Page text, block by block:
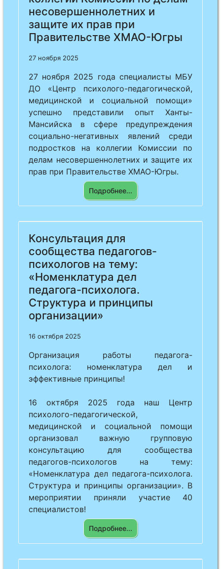
несовершеннолетних и
защите их прав при
Правительстве ХМАО-Югры
27 ноября 2025
27 ноября 2025 года специалисты МБУ
ДО «Центр психолого-педагогической,
медицинской и социальной помощи»
успешно представили опыт Ханты-
Мансийска в сфере предупреждения
социально-негативных явлений среди
подростков на коллегии Комиссии по
делам несовершеннолетних и защите их
прав при Правительстве ХМАО-Югры.
Подробнее...
Консультация для
сообщества педагогов-
психологов на тему:
«Номенклатура дел
педагога-психолога.
Структура и принципы
организации»
16 октября 2025
Организация работы педагога-
психолога: номенклатура дел и
эффективные принципы!
16 октября 2025 года наш Центр
психолого-педагогической,
медицинской и социальной помощи
организовал важную групповую
консультацию для сообщества
педагогов-психологов на тему:
«Номенклатура дел педагога-психолога.
Структура и принципы организации». В
мероприятии приняли участие 40
специалистов!
Подробнее...